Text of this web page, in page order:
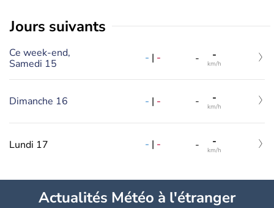
jours suivants
Ce week-end,
Samedi 15
- | - - -
km/h
Dimanche 16 - | - - -
km/h
Lundi 17 - | - - -
km/h
Actualités Météo à l'étranger